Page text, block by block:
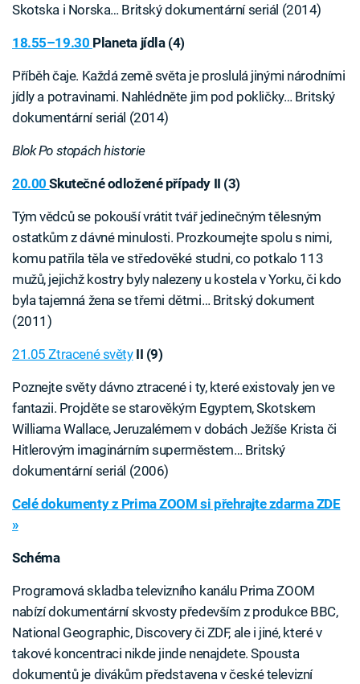
Skotska i Norska… Britský dokumentární seriál (2014)
18.55–19.30 Planeta jídla (4)
Příběh čaje. Každá země světa je proslulá jinými národními
jídly a potravinami. Nahlédněte jim pod pokličky… Britský
dokumentární seriál (2014)
Blok Po stopách historie
20.00Skutečné odložené případy II (3)
Tým vědců se pokouší vrátit tvář jedinečným tělesným
ostatkům z dávné minulosti. Prozkoumejte spolu s nimi,
komu patřila těla ve středověké studni, co potkalo 113
mužů, jejichž kostry byly nalezeny u kostela v Yorku, či kdo
byla tajemná žena se třemi dětmi… Britský dokument
(2011)
21.05 Ztracené světy II (9)
Poznejte světy dávno ztracené i ty, které existovaly jen ve
fantazii. Projděte se starověkým Egyptem, Skotskem
Williama Wallace, Jeruzalémem v dobách Ježíše Krista či
Hitlerovým imaginárním superměstem… Britský
dokumentární seriál (2006)
Celé dokumenty z Prima ZOOM si přehrajte zdarma ZDE
»
Schéma
Programová skladba televizního kanálu Prima ZOOM
nabízí dokumentární skvosty především z produkce BBC,
National Geographic, Discovery či ZDF, ale i jiné, které v
takové koncentraci nikde jinde nenajdete. Spousta
dokumentů je divákům představena v české televizní